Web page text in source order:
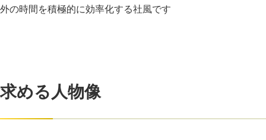
外の時間を積極的に効率化する社風です
求める人物像